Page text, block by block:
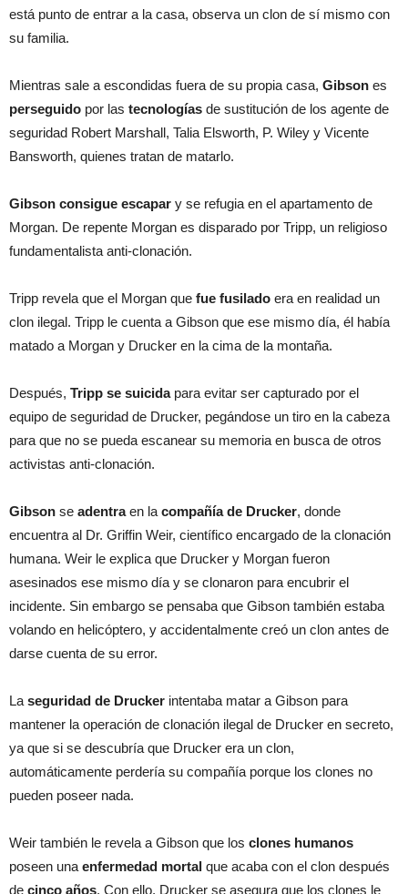
está punto de entrar a la casa, observa un clon de sí mismo con
su familia.
Mientras sale a escondidas fuera de su propia casa, Gibson es
perseguido por las tecnologías de sustitución de los agente de
seguridad Robert Marshall, Talia Elsworth, P. Wiley y Vicente
Bansworth, quienes tratan de matarlo.
Gibson consigue escapar y se refugia en el apartamento de
Morgan. De repente Morgan es disparado por Tripp, un religioso
fundamentalista anti-clonación.
Tripp revela que el Morgan que fue fusilado era en realidad un
clon ilegal. Tripp le cuenta a Gibson que ese mismo día, él había
matado a Morgan y Drucker en la cima de la montaña.
Después, Tripp se suicidapara evitar ser capturado por el
equipo de seguridad de Drucker, pegándose un tiro en la cabeza
para que no se pueda escanear su memoria en busca de otros
activistas anti-clonación.
Gibson se adentraen la compañía de Drucker, donde
encuentra al Dr. Griffin Weir, científico encargado de la clonación
humana. Weir le explica que Drucker y Morgan fueron
asesinados ese mismo día y se clonaron para encubrir el
incidente. Sin embargo se pensaba que Gibson también estaba
volando en helicóptero, y accidentalmente creó un clon antes de
darse cuenta de su error.
La seguridad de Drucker intentaba matar a Gibson para
mantener la operación de clonación ilegal de Drucker en secreto,
ya que si se descubría que Drucker era un clon,
automáticamente perdería su compañía porque los clones no
pueden poseer nada.
Weir también le revela a Gibson que los clones humanos
poseen una enfermedad mortal que acaba con el clon después
de cinco años. Con ello, Drucker se asegura que los clones le